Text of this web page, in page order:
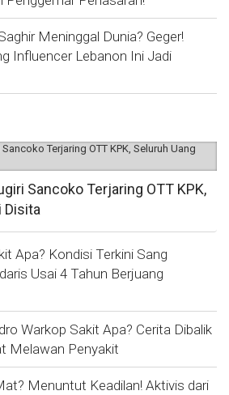
Meninggal Dunia? Geger!
Influencer Lebanon Ini Jadi
Sancoko Terjaring OTT KPK,
Disita
Apa? Kondisi Terkini Sang
Usai 4 Tahun Berjuang
Warkop Sakit Apa? Cerita Dibalik
Melawan Penyakit
Menuntut Keadilan! Aktivis dari